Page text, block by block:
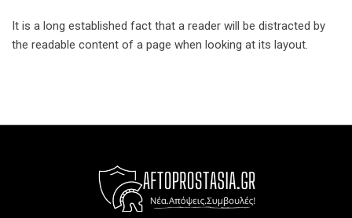
It is a long established fact that a reader will be distracted by
the readable content of a page when looking at its layout.